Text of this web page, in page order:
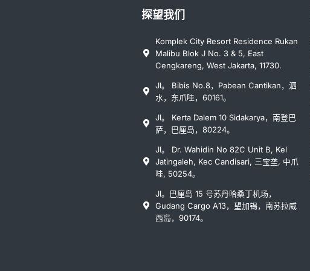
探望我们
Komplek City Resort Residence Rukan
Malibu Blok J No. 3 & 5, East
Cengkareng, West Jakarta, 11730.
Jl。 Bibis No.8，Pabean Cantikan，泗
水，东爪哇，60161。
Jl。 Kerta Dalem 10 Sidakarya，南登巴
萨，巴厘岛，80224。
Jl。 Dr. Wahidin No 82C Unit B, Kel
Jatingaleh, Kec Candisari, 三宝垄, 中爪
哇, 50254。
Jl。巴厘岛 15 号苏丹哈桑丁机场，
Gudang Cargo A13，望加锡，南苏拉威
西岛，90174。